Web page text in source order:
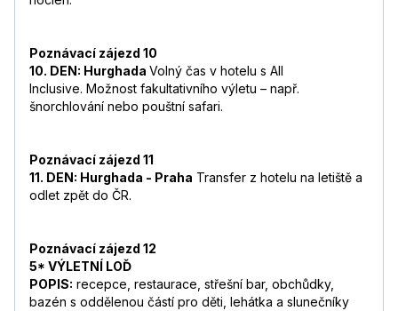
Poznávací zájezd 10
10. DEN: Hurghada Volný čas v hotelu s All
Inclusive. Možnost fakultativního výletu – např.
šnorchlování nebo pouštní safari.
Poznávací zájezd 11
11. DEN: Hurghada - Praha Transfer z hotelu na letiště a
odlet zpět do ČR.
Poznávací zájezd 12
5* VÝLETNÍ LOĎ
POPIS: recepce, restaurace, střešní bar, obchůdky,
bazén s oddělenou částí pro děti, lehátka a slunečníky